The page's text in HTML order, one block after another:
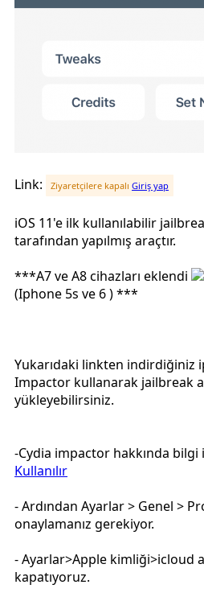
Link: Ziyaretçilere kapalı Giriş yap
iOS 11'e ilk kullanılabilir
tarafından yapılmış araçtır.
***A7 ve A8 cihazları eklendi
(Iphone 5s ve 6 ) ***
Yukarıdaki linkten indirdiğiniz
Impactor kullanarak jailbreak
yükleyebilirsiniz.
-Cydia impactor hakkında bilgi
Kullanılır
- Ardından Ayarlar > Genel >
onaylamanız gerekiyor.
- Ayarlar>Apple kimliği>icloud
kapatıyoruz.